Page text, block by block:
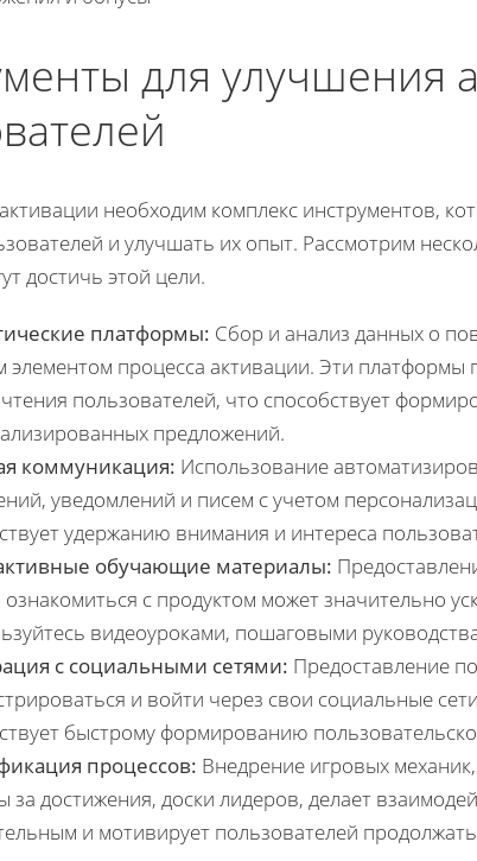
для улучшения
необходим комплекс инструментов,
и улучшать их опыт. Рассмотрим
достичь этой цели.
платформы: Сбор и анализ данных о
элементом процесса активации. Эти платформы
пользователей, что способствует
предложений.
коммуникация: Использование
уведомлений и писем с учетом
удержанию внимания и интереса
обучающие материалы:
с продуктом может значительно
видеоуроками, пошаговыми
с социальными сетями: Предоставление
и войти через свои социальные
быстрому формированию
процессов: Внедрение игровых
за достижения, доски лидеров, делает
и мотивирует пользователей